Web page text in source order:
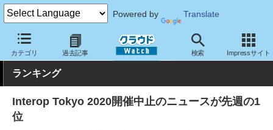
Powered by Translate
カテゴリ 過去記事 検索 Impressサイト
クラウド Watch トピック ランキング
ランキング
Interop Tokyo 2020開催中止のニュースが先週の1
位